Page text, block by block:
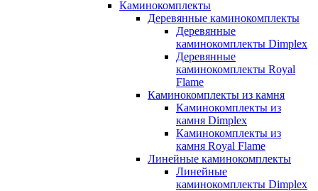
Каминокомплекты
Деревянные каминокомплекты
Деревянные
каминокомплекты Dimplex
Деревянные
каминокомплекты Royal
Flame
Каминокомплекты из камня
Каминокомплекты из
камня Dimplex
Каминокомплекты из
камня Royal Flame
Линейные каминокомплекты
Линейные
каминокомплекты Dimplex